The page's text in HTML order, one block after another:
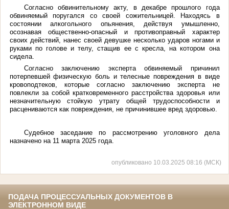
Согласно обвинительному акту, в декабре прошлого года
обвиняемый поругался со своей сожительницей. Находясь в
состоянии алкогольного опьянения, действуя умышленно,
осознавая общественно-опасный и противоправный характер
своих действий, нанес своей девушке несколько ударов ногами и
руками по голове и телу, стащив ее с кресла, на котором она
сидела.
Согласно заключению эксперта обвиняемый причинил
потерпевшей физическую боль и телесные повреждения в виде
кровоподтеков, которые согласно заключению эксперта не
повлекли за собой кратковременного расстройства здоровья или
незначительную стойкую утрату общей трудоспособности и
расцениваются как повреждения, не причинившее вред здоровью.
Судебное заседание по рассмотрению уголовного дела
назначено на 11 марта 2025 года.
опубликовано 10.03.2025 08:16 (МСК)
ПОДАЧА ПРОЦЕССУАЛЬНЫХ ДОКУМЕНТОВ В
ЭЛЕКТРОННОМ ВИДЕ